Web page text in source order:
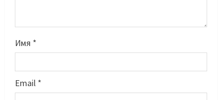
Имя *
Email *